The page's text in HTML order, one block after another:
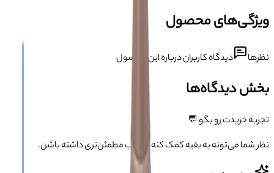
ویژگی‌های محصول
نظرها دیدگاه کاربران درباره این محصول
بخش دیدگاه‌ها
تجربه خریدت رو بگو 💬
نظر شما می‌تونه به بقیه کمک کنه انتخاب مطمئن‌تری داشته باشن.